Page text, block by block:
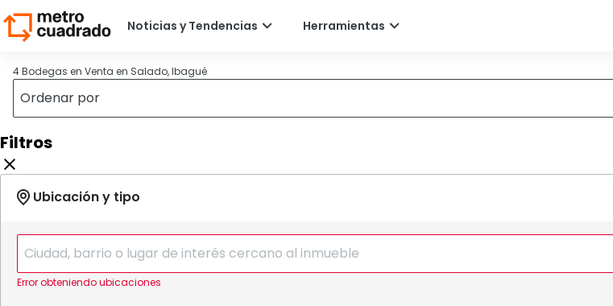
4 Bodegas en Venta en Salado, Ibagué
Filtros
Error obteniendo ubicaciones